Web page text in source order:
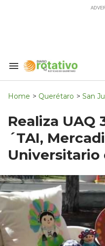
Search
Navigation
Home > Querétaro > San
Realiza UAQ
´TAI,
Universitario